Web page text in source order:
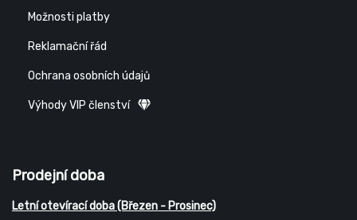
Možnosti platby
Reklamační řád
Ochrana osobních údajů
Výhody VIP členství
Prodejní doba
Letní otevírací doba (Březen - Prosinec)